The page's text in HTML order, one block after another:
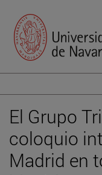
El Grupo
coloquio
Madrid en